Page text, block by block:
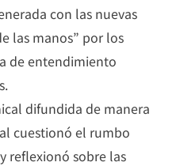
con las nuevas
las manos” por los
de entendimiento
difundida de manera
cuestionó el rumbo
reflexionó sobre las